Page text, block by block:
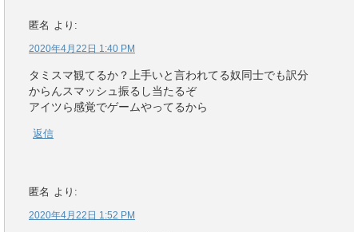
匿名 より:
2020年4月22日 1:40 PM
タミスマ観てるか？上手いと言われてる奴同士でも訳分
からんスマッシュ振るし当たるぞ
アイツら感覚でゲームやってるから
返信
匿名 より:
2020年4月22日 1:52 PM